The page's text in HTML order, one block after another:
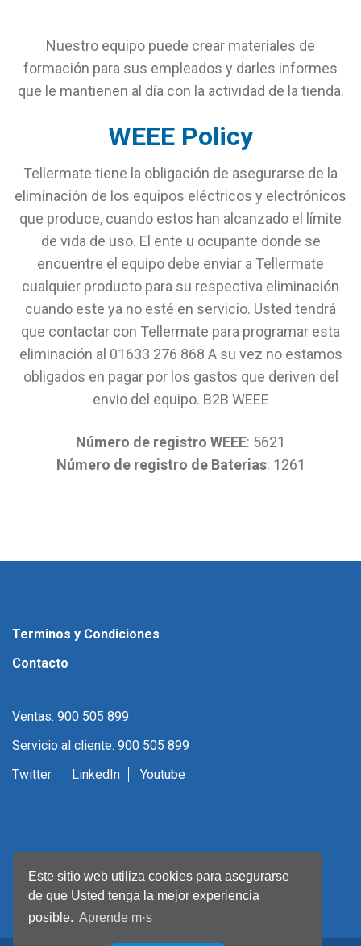
Este sitio web utiliza cookies para asegurarse
de que Usted tenga la mejor experiencia
posible. Aprende m·s
Nuestro equipo puede crear materiales de
formación para sus empleados y darles informes
que le mantienen al día con la actividad de la tienda.
WEEE Policy
Tellermate tiene la obligación de asegurarse de la
eliminación de los equipos eléctricos y electrónicos
que produce, cuando estos han alcanzado el límite
de vida de uso. El ente u ocupante donde se
encuentre el equipo debe enviar a Tellermate
cualquier producto para su respectiva eliminación
cuando este ya no esté en servicio. Usted tendrá
que contactar con Tellermate para programar esta
eliminación al 01633 276 868 A su vez no estamos
obligados en pagar por los gastos que deriven del
envio del equipo. B2B WEEE
Número de registro WEEE: 5621
Número de registro de Baterias: 1261
Terminos y Condiciones
Contacto
Ventas: 900 505 899
Servicio al cliente: 900 505 899
Twitter
LinkedIn Youtube